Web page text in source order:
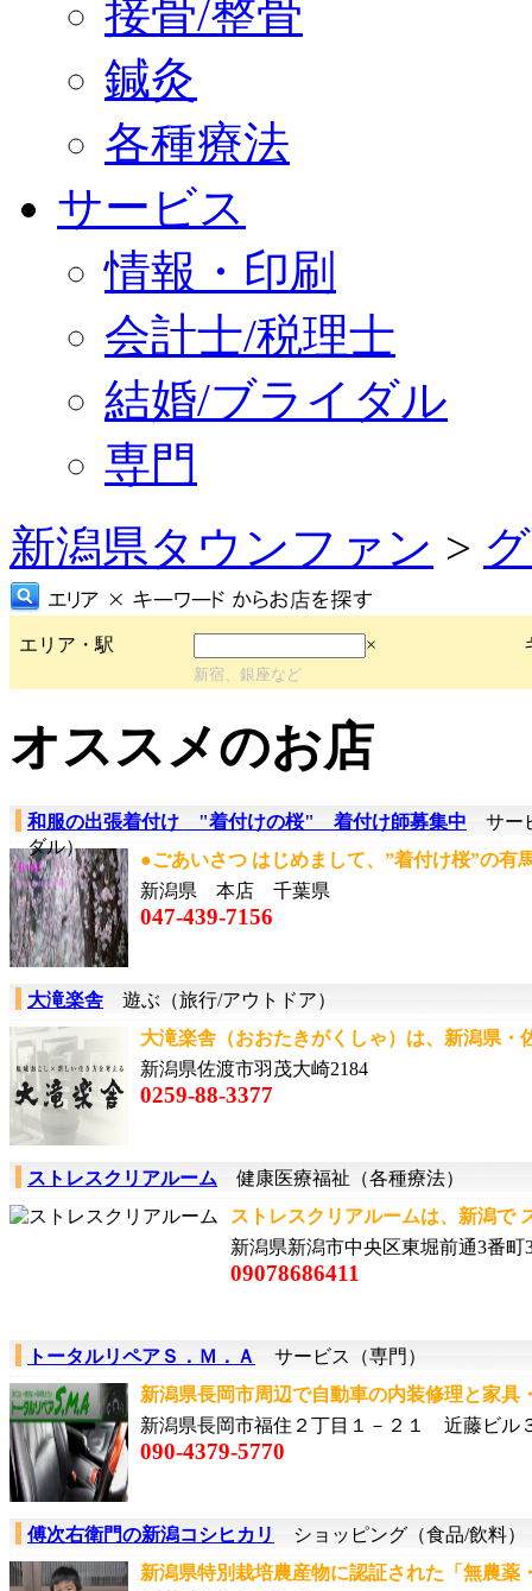
接骨/整骨
鍼灸
各種療法
サービス
情報・印刷
会計士/税理士
結婚/ブライダル
専門
新潟県タウンファン >
エリア・駅 ×
新宿、銀座など
オススメのお店
和服の出張着付け "着付けの桜" 着付け師募集中 サー
ダル）
●ごあいさつ はじめまして、”着付け桜”の
新潟県 本店 千葉県
047-439-7156
大滝楽舎 遊ぶ（旅行/アウトドア）
大滝楽舎（おおたきがくしゃ）は、新潟県
新潟県佐渡市羽茂大崎2184
0259-88-3377
ストレスクリアルーム 健康医療福祉（各種療法）
ストレスクリアルームは、新潟
新潟県新潟市中央区東堀前通3番町
09078686411
トータルリペアＳ．Ｍ．Ａ
サービス（専門）
新潟県長岡市周辺で自動車の内装修理と家
新潟県長岡市福住２丁目１－２１ 近藤ビル
090-4379-5770
傅次右衛門の新潟コシヒカリ
ショッピング（食品/飲料）
新潟県特別栽培農産物に認証された「無農